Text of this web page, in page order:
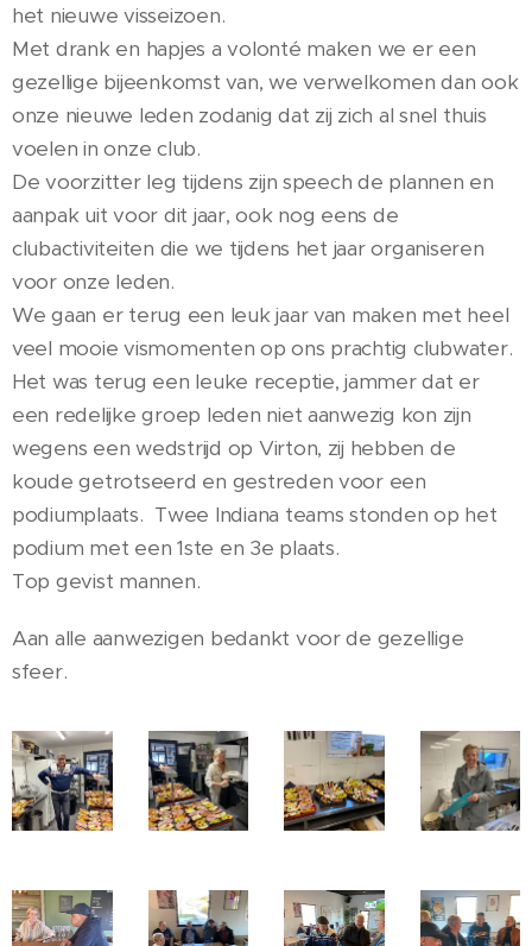
het nieuwe visseizoen.
Met drank en hapjes a volonté maken we er een
gezellige bijeenkomst van, we verwelkomen dan ook
onze nieuwe leden zodanig dat zij zich al snel thuis
voelen in onze club.
De voorzitter leg tijdens zijn speech de plannen en
aanpak uit voor dit jaar, ook nog eens de
clubactiviteiten die we tijdens het jaar organiseren
voor onze leden.
We gaan er terug een leuk jaar van maken met heel
veel mooie vismomenten op ons prachtig clubwater.
Het was terug een leuke receptie, jammer dat er
een redelijke groep leden niet aanwezig kon zijn
wegens een wedstrijd op Virton, zij hebben de
koude getrotseerd en gestreden voor een
podiumplaats. Twee Indiana teams stonden op het
podium met een 1ste en 3e plaats.
Top gevist mannen.
Aan alle aanwezigen bedankt voor de gezellige
sfeer.